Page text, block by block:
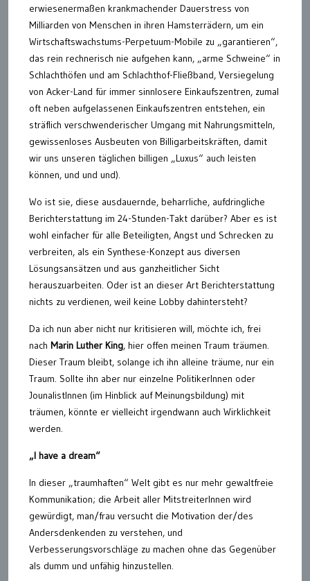
erwiesenermaßen krankmachender Dauerstress von
Milliarden von Menschen in ihren Hamsterrädern, um ein
Wirtschaftswachstums-Perpetuum-Mobile zu „garantieren“,
das rein rechnerisch nie aufgehen kann, „arme Schweine“ in
Schlachthöfen und am Schlachthof-Fließband, Versiegelung
von Acker-Land für immer sinnlosere Einkaufszentren, zumal
oft neben aufgelassenen Einkaufszentren entstehen, ein
sträflich verschwenderischer Umgang mit Nahrungsmitteln,
gewissenloses Ausbeuten von Billigarbeitskräften, damit
wir uns unseren täglichen billigen „Luxus“ auch leisten
können, und und und).
Wo ist sie, diese ausdauernde, beharrliche, aufdringliche
Berichterstattung im 24-Stunden-Takt darüber? Aber es ist
wohl einfacher für alle Beteiligten, Angst und Schrecken zu
verbreiten, als ein Synthese-Konzept aus diversen
Lösungsansätzen und aus ganzheitlicher Sicht
herauszuarbeiten. Oder ist an dieser Art Berichterstattung
nichts zu verdienen, weil keine Lobby dahintersteht?
Da ich nun aber nicht nur kritisieren will, möchte ich, frei
nach Marin Luther King, hier offen meinen Traum träumen.
Dieser Traum bleibt, solange ich ihn alleine träume, nur ein
Traum. Sollte ihn aber nur einzelne PolitikerInnen oder
JounalistInnen (im Hinblick auf Meinungsbildung) mit
träumen, könnte er vielleicht irgendwann auch Wirklichkeit
werden.
„I have a dream“
In dieser „traumhaften“ Welt gibt es nur mehr gewaltfreie
Kommunikation; die Arbeit aller MitstreiterInnen wird
gewürdigt, man/frau versucht die Motivation der/des
Andersdenkenden zu verstehen, und
Verbesserungsvorschläge zu machen ohne das Gegenüber
als dumm und unfähig hinzustellen.